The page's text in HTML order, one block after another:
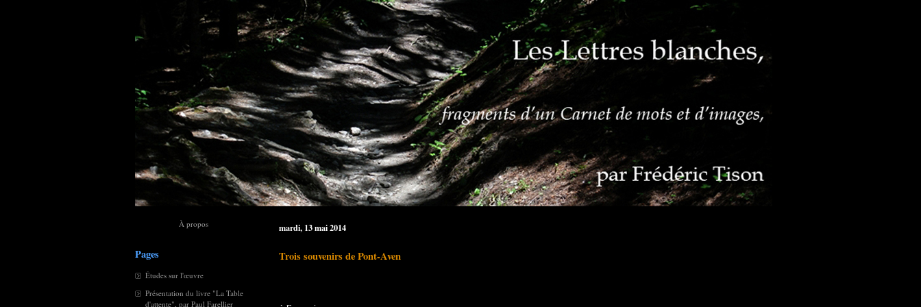
À propos
Pages
Études sur l'œuvre
Présentation du livre "La Table
d'attente", par Paul Farellier
mardi, 13 mai 2014
Trois souvenirs de Pont-Aven